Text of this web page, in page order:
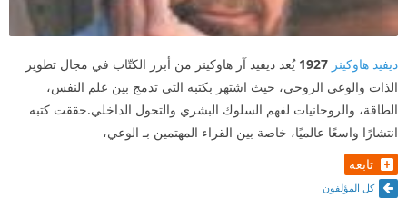
ديفيد هاوكينز 1927 يُعد ديفيد آر هاوكينز من أبرز الكتّاب في مجال تطوير
الذات والوعي الروحي، حيث اشتهر بكتبه التي تدمج بين علم النفس،
الطاقة، والروحانيات لفهم السلوك البشري والتحول الداخلي.حققت كتبه
انتشارًا واسعًا عالميًا، خاصة بين القراء المهتمين بـ الوعي،
تابعه
كل المؤلفون